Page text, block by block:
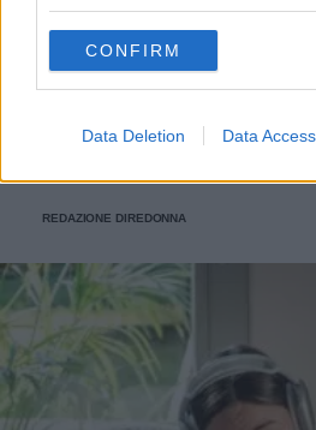
use your data for below specified
consent section.
CONFIRM
Data Deletion Data Access
come prevenirli e
intimi migliori da
mantenere il corpo in forma, ma
REDAZIONE DIREDONNA